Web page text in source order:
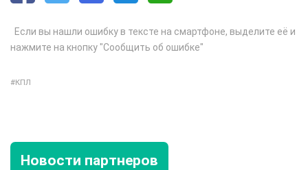
Если вы нашли ошибку в тексте на смартфоне, выделите её и
нажмите на кнопку "Сообщить об ошибке"
КПЛ
Новости партнеров